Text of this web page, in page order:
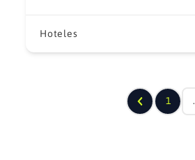
Hoteles
1